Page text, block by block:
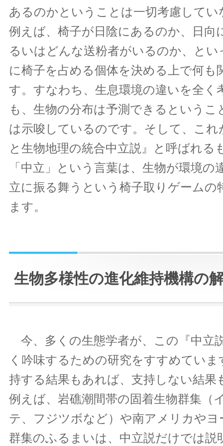
あるのかということは一切考慮して
例えば、椅子が日陰にあるのか、日向
るいはどんな送粉者がいるのか、と
に椅子を占める個体を決める上で何も
す。すなわち、生息環境の違いを全く
も、生物の分布は予測できるというこ
は示唆しているのです。そして、これ
と生物地理の統合中立説』と呼ばれる
「中立」という言葉は、生物が環境の
立に振る舞うという椅子取りゲームの
ます。
生物多様性の進化維持機構の
今、多くの生態学者が、この『中立
く吟味するための研究をすすめていま
持する結果もあれば、支持しない結果
例えば、岩礁潮間帯の固着生物群集（
テ、フジツボなど）や南アメリカやヨ
群集のふるまいは、中立説だけでは説